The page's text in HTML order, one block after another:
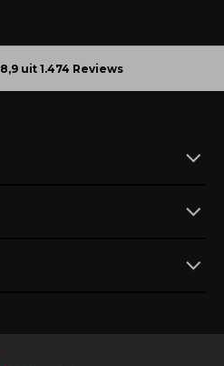
8,9 uit 1.474 Reviews